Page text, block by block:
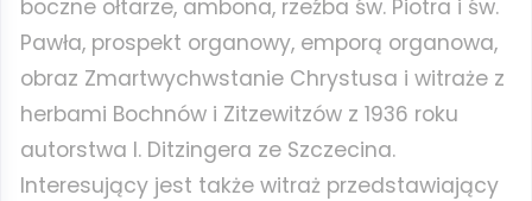
boczne ołtarze, ambona, rzeźba św. Piotra i św.
Pawła, prospekt organowy, emporą organowa,
obraz Zmartwychwstanie Chrystusa i witraże z
herbami Bochnów i Zitzewitzów z 1936 roku
autorstwa I. Ditzingera ze Szczecina.
Interesujący jest także witraż przedstawiający